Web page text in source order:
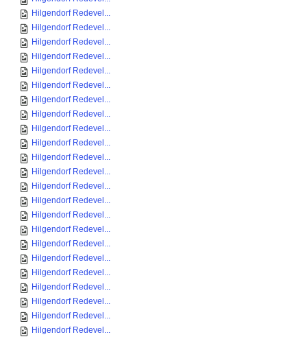
Hilgendorf Redevel...
Hilgendorf Redevel...
Hilgendorf Redevel...
Hilgendorf Redevel...
Hilgendorf Redevel...
Hilgendorf Redevel...
Hilgendorf Redevel...
Hilgendorf Redevel...
Hilgendorf Redevel...
Hilgendorf Redevel...
Hilgendorf Redevel...
Hilgendorf Redevel...
Hilgendorf Redevel...
Hilgendorf Redevel...
Hilgendorf Redevel...
Hilgendorf Redevel...
Hilgendorf Redevel...
Hilgendorf Redevel...
Hilgendorf Redevel...
Hilgendorf Redevel...
Hilgendorf Redevel...
Hilgendorf Redevel...
Hilgendorf Redevel...